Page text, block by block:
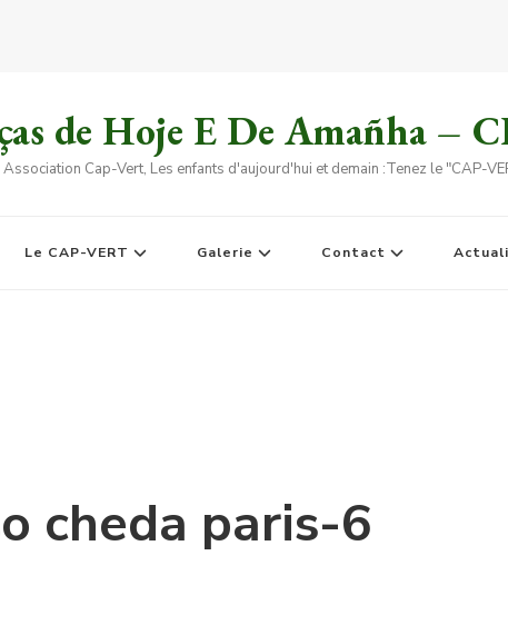
de Hoje E De Amañha –
Association Cap-Vert, Les enfants d'aujourd'hui et demain :Tenez le "CAP-
Le CAP-VERT Galerie Contact
cheda paris-6